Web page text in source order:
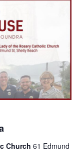
Church 61 Edmund